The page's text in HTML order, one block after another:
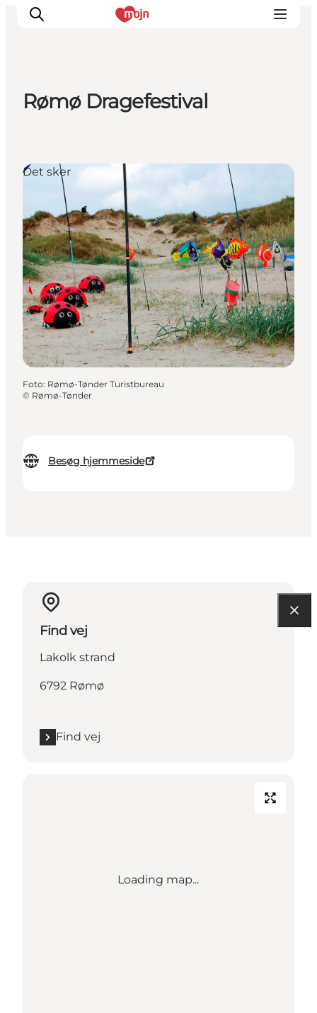
Det sker
Overnatning
Planlæg din ferie
Booking
Rømø Dragefestival
Besøg hjemmeside
Det sker
Foto: Rømø-Tønder Turistbureau
© Rømø-Tønder
Find vej
Lakolk strand
6792 Rømø
Find vej
Loading map...